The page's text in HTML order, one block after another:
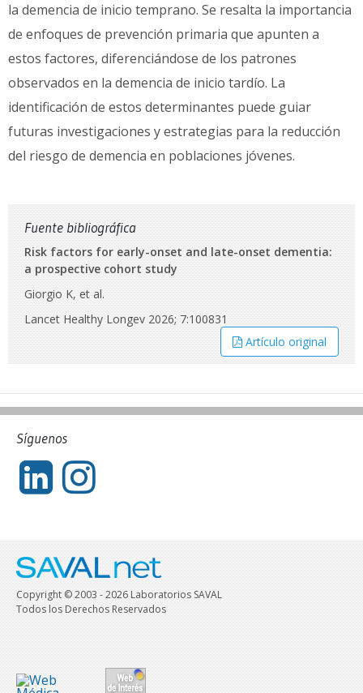
la demencia de inicio temprano. Se resalta la importancia
de enfoques de prevención primaria que apunten a
estos factores, diferenciándose de los patrones
observados en la demencia de inicio tardío. La
identificación de estos determinantes puede guiar
futuras investigaciones y estrategias para la reducción
del riesgo de demencia en poblaciones jóvenes.
Fuente bibliográfica
Risk factors for early-onset and late-onset dementia:
a prospective cohort study
Giorgio K, et al.
Lancet Healthy Longev 2026; 7:100831
Artículo original
Síguenos
Copyright © 2003 - 2026 Laboratorios SAVAL
Todos los Derechos Reservados